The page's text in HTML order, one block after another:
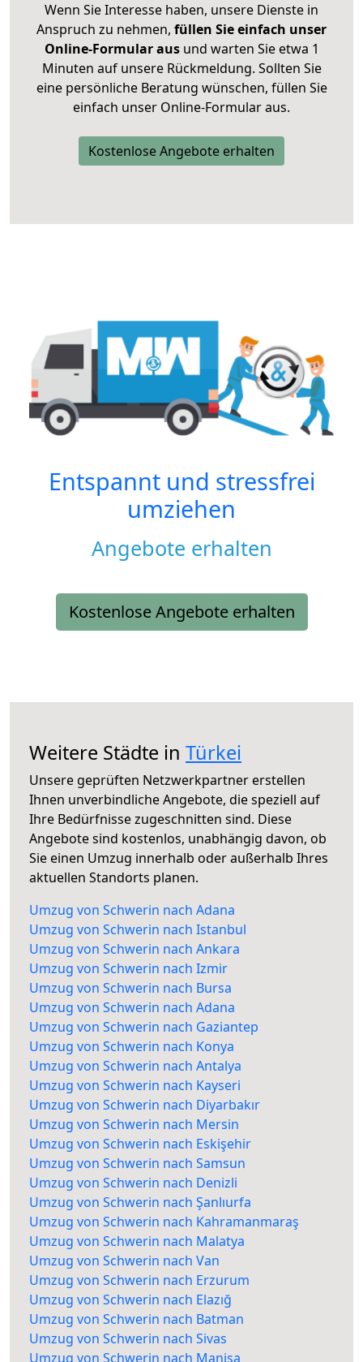
Wenn Sie Interesse haben, unsere Dienste in
Anspruch zu nehmen, füllen Sie einfach unser
Online-Formular ausund warten Sie etwa 1
Minuten auf unsere Rückmeldung. Sollten Sie
eine persönliche Beratung wünschen, füllen Sie
einfach unser Online-Formular aus.
Kostenlose Angebote erhalten
Entspannt und stressfrei
umziehen
Angebote erhalten
Kostenlose Angebote erhalten
Weitere Städte in Türkei
Unsere geprüften Netzwerkpartner erstellen
Ihnen unverbindliche Angebote, die speziell auf
Ihre Bedürfnisse zugeschnitten sind. Diese
Angebote sind kostenlos, unabhängig davon, ob
Sie einen Umzug innerhalb oder außerhalb Ihres
aktuellen Standorts planen.
Umzug von Schwerin nach Adana
Umzug von Schwerin nach Istanbul
Umzug von Schwerin nach Ankara
Umzug von Schwerin nach Izmir
Umzug von Schwerin nach Bursa
Umzug von Schwerin nach Adana
Umzug von Schwerin nach Gaziantep
Umzug von Schwerin nach Konya
Umzug von Schwerin nach Antalya
Umzug von Schwerin nach Kayseri
Umzug von Schwerin nach Diyarbakır
Umzug von Schwerin nach Mersin
Umzug von Schwerin nach Eskişehir
Umzug von Schwerin nach Samsun
Umzug von Schwerin nach Denizli
Umzug von Schwerin nach Şanlıurfa
Umzug von Schwerin nach Kahramanmaraş
Umzug von Schwerin nach Malatya
Umzug von Schwerin nach Van
Umzug von Schwerin nach Erzurum
Umzug von Schwerin nach Elazığ
Umzug von Schwerin nach Batman
Umzug von Schwerin nach Sivas
Umzug von Schwerin nach Manisa